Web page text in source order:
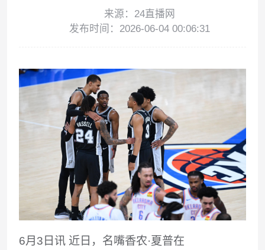
来源：24直播网
发布时间：2026-06-04 00:06:31
6月3日讯 近日，名嘴香农·夏普在